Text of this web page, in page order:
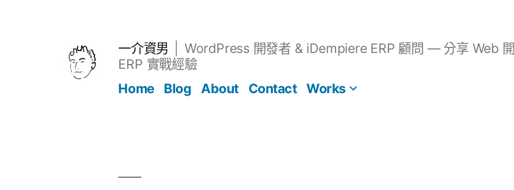
一介資男
WordPress 開發者 & iDempiere ERP 顧問 — 分享 Web
ERP 實戰經驗
Home
Blog About Contact Works